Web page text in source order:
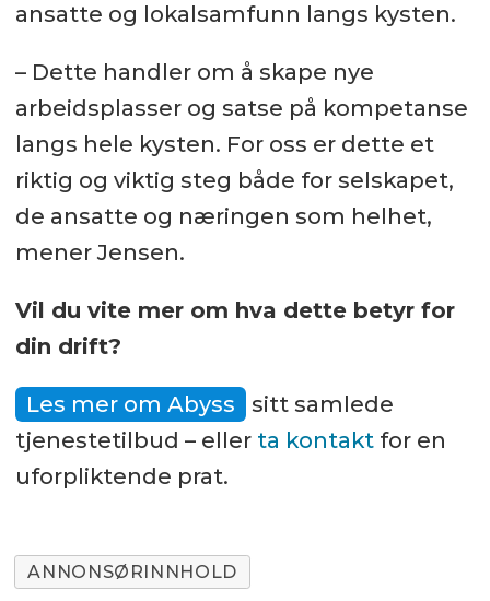
ansatte og lokalsamfunn langs kysten.
– Dette handler om å skape nye
arbeidsplasser og satse på kompetanse
langs hele kysten. For oss er dette et
riktig og viktig steg både for selskapet,
de ansatte og næringen som helhet,
mener Jensen.
Vil du vite mer om hva dette betyr for
din drift?
Les mer om Abyss
sitt samlede
tjenestetilbud – eller ta kontaktfor en
uforpliktende prat.
ANNONSØRINNHOLD